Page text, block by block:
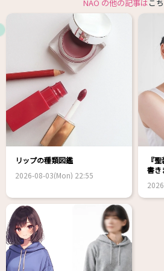
NAO の他の記事はこ
リップの種類図鑑
2026-08-03(Mon) 22:55
『
書き